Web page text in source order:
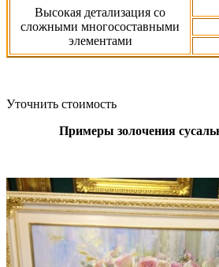
Высокая детализация со
сложными многосоставными
элементами
Уточнить стоимость
Примеры золочения